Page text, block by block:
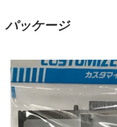
パッケージ